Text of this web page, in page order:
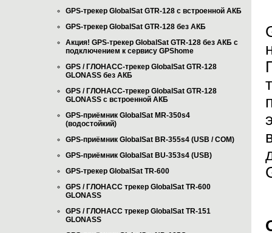
GPS-трекер GlobalSat GTR-128 с встроенной АКБ
GPS-трекер GlobalSat GTR-128 без АКБ
Акция! GPS-трекер GlobalSat GTR-128 без АКБ с
подключением к сервису GPShome
GPS / ГЛОНАСС-трекер GlobalSat GTR-128
GLONASS без АКБ
GPS / ГЛОНАСС-трекер GlobalSat GTR-128
GLONASS с встроенной АКБ
GPS-приёмник GlobalSat MR-350s4
(водостойкий)
GPS-приёмник GlobalSat BR-355s4 (USB / COM)
GPS-приёмник GlobalSat BU-353s4 (USB)
GPS-трекер GlobalSat TR-600
GPS / ГЛОНАСС трекер GlobalSat TR-600
GLONASS
GPS / ГЛОНАСС трекер GlobalSat TR-151
GLONASS